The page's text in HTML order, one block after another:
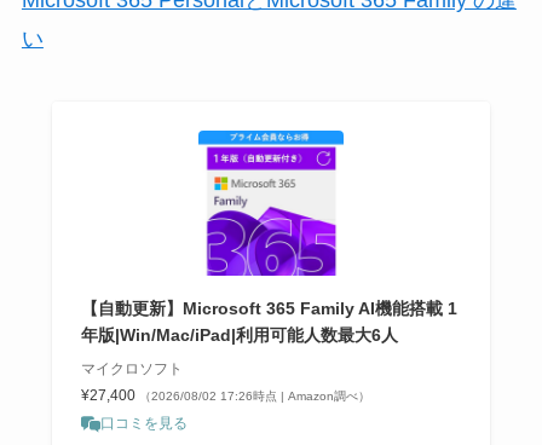
い
【自動更新】Microsoft 365 Family AI機能搭載 1
年版|Win/Mac/iPad|利用可能人数最大6人
マイクロソフト
¥27,400
（2026/08/02 17:26時点 | Amazon調べ）
口コミを見る